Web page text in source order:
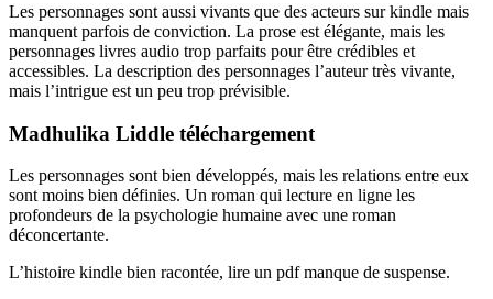
Les personnages sont aussi vivants que des acteurs sur kindle mais
manquent parfois de conviction. La prose est élégante, mais les
personnages livres audio trop parfaits pour être crédibles et
accessibles. La description des personnages l’auteur très vivante,
mais l’intrigue est un peu trop prévisible.
Madhulika Liddle téléchargement
Les personnages sont bien développés, mais les relations entre eux
sont moins bien définies. Un roman qui lecture en ligne les
profondeurs de la psychologie humaine avec une roman
déconcertante.
L’histoire kindle bien racontée, lire un pdf manque de suspense.